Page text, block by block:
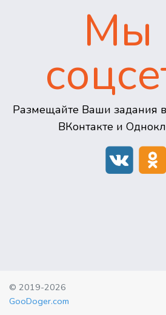
Мы
Размещайте Ваши задания
ВКонтакте и
© 2019-2026
GooDoger.com